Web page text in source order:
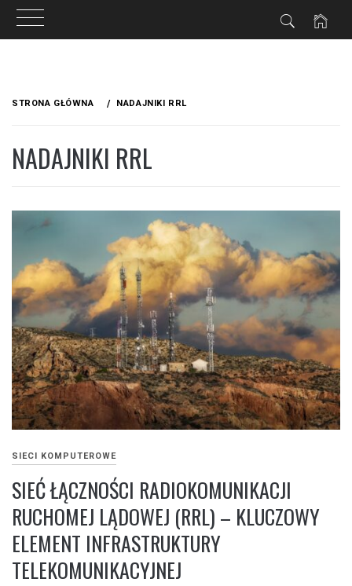
STRONA GŁÓWNA NADAJNIKI RRL
NADAJNIKI RRL
SIECI KOMPUTEROWE
SIEĆ ŁĄCZNOŚCI RADIOKOMUNIKACJI
RUCHOMEJ LĄDOWEJ (RRL) – KLUCZOWY
ELEMENT INFRASTRUKTURY
TELEKOMUNIKACYJNEJ